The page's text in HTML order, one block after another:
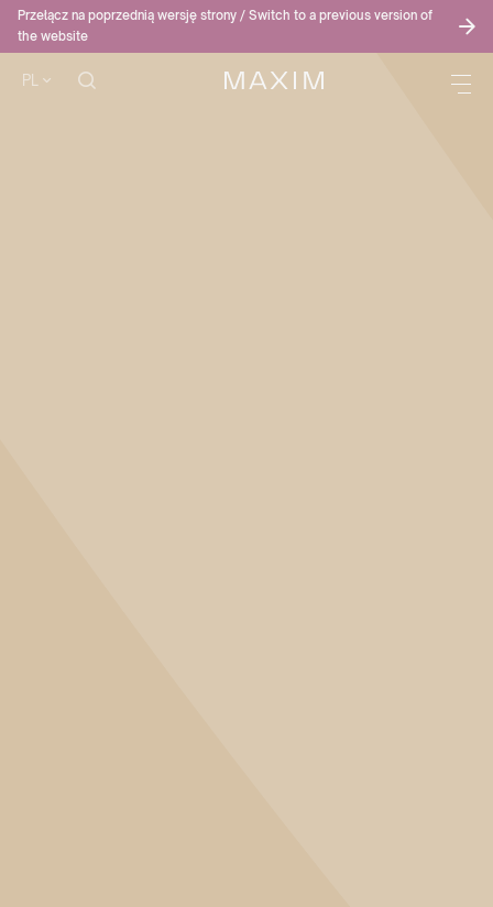
Przełącz na poprzednią wersję strony / Switch to a previous version of
the website
PL